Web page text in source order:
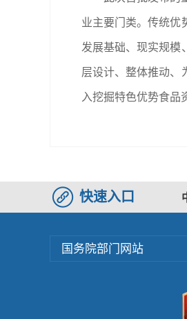
业主要门类。传统优
发展基础、现实规模
层设计、整体推动、
入挖掘特色优势食品
快速入口
国务院部门网站